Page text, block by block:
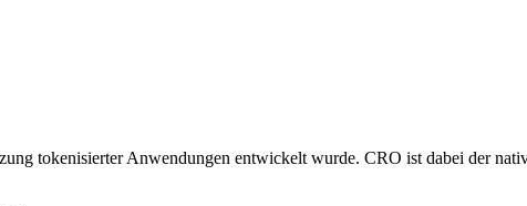
tokenisierter Anwendungen entwickelt wurde. CRO ist dabei der